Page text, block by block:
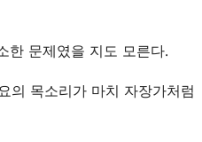
한 문제였을 지도 모른다.
의 목소리가 마치 자장가처럼